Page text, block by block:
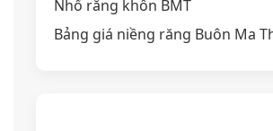
Nhổ răng khôn BMT
Bảng giá niềng răng Buôn Ma